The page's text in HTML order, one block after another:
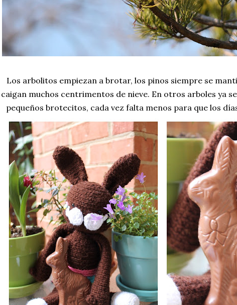
Los arbolitos empiezan a brotar, los pinos siempre se
caigan muchos centrimentos de nieve. En otros arboles ya
pequeños brotecitos, cada vez falta menos para que los